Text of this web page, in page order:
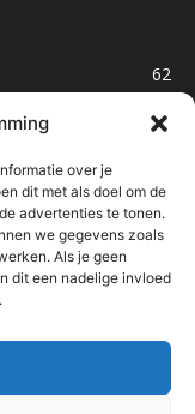
over je
dit met als doel om de
advertenties te tonen.
we gegevens zoals
Als je geen
dit een nadelige invloed
62
32
32
29